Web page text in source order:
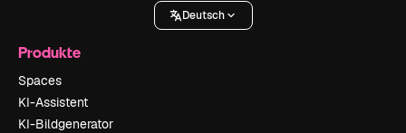
Deutsch
Produkte
Spaces
KI-Assistent
KI-Bildgenerator